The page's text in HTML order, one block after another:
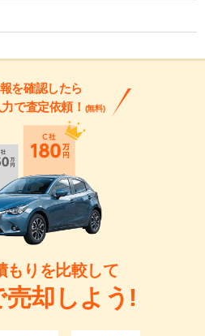
を確認したら
で査定依頼！ (無料)
もりを比較して
売却しよう!